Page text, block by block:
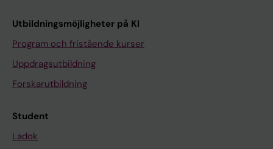
Utbildningsmöjligheter på KI
Program och fristående kurser
Uppdragsutbildning
Forskarutbildning
Student
Ladok